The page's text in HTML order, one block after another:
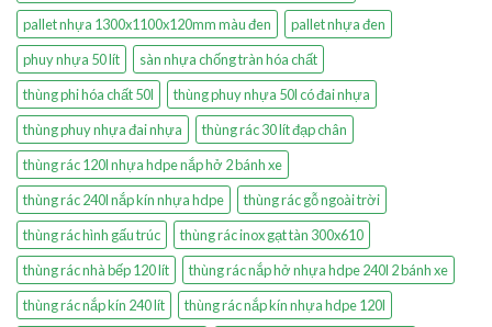
pallet nhựa 1300x1100x120mm màu đen
pallet nhựa đen
phuy nhựa 50 lít
sàn nhựa chống tràn hóa chất
thùng phi hóa chất 50l
thùng phuy nhựa 50l có đai nhựa
thùng phuy nhựa đai nhựa
thùng rác 30 lít đạp chân
thùng rác 120l nhựa hdpe nắp hở 2 bánh xe
thùng rác 240l nắp kín nhựa hdpe
thùng rác gỗ ngoài trời
thùng rác hình gấu trúc
thùng rác inox gạt tàn 300x610
thùng rác nhà bếp 120 lít
thùng rác nắp hở nhựa hdpe 240l 2 bánh xe
thùng rác nắp kín 240 lít
thùng rác nắp kín nhựa hdpe 120l